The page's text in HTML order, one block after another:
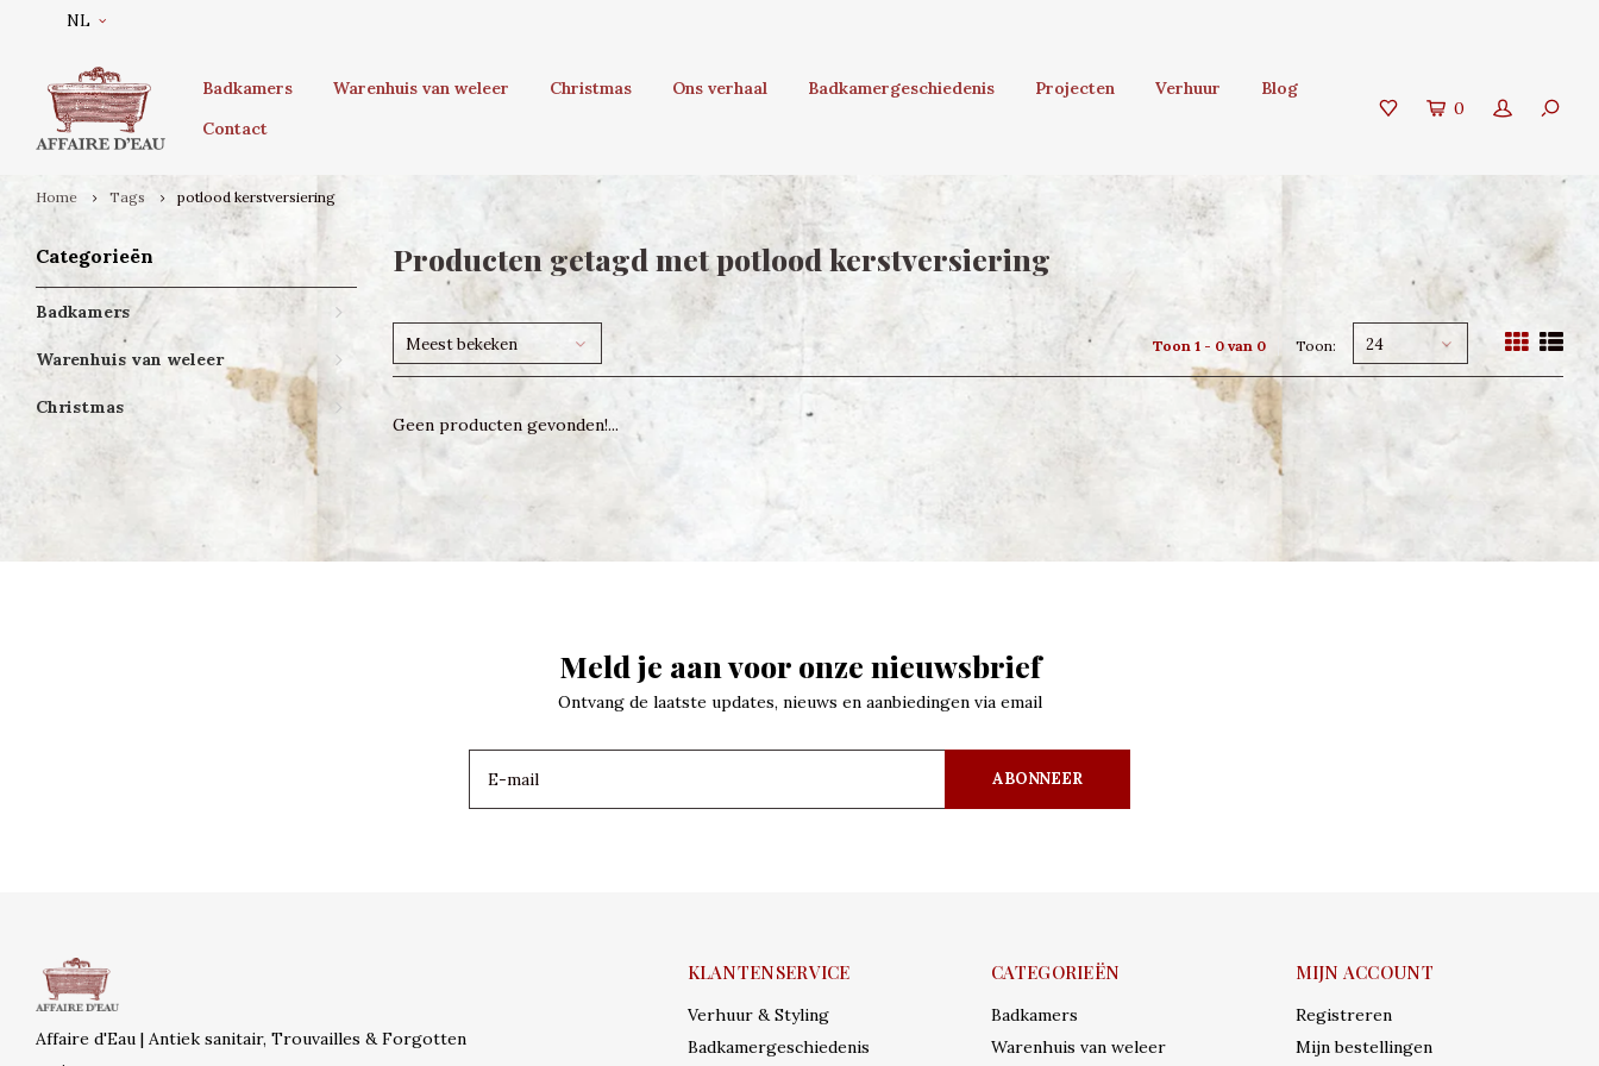
NL
Badkamers Warenhuis van weleer Christmas Ons verhaal Badkamergeschiedenis Projecten Verhuur
Blog
Contact
0
Home Tags potlood kerstversiering
Categorieën
Badkamers
Warenhuis van weleer
Christmas
Producten getagd met potlood kerstversiering
Meest bekeken Toon 1 - 0 van 0 Toon: 24
Geen producten gevonden!...
Meld je aan voor onze nieuwsbrief
Ontvang de laatste updates, nieuws en aanbiedingen via email
ABONNEER
Affaire d'Eau | Antiek sanitair, Trouvailles & Forgotten
KLANTENSERVICE
Verhuur & Styling
Badkamergeschiedenis
CATEGORIEËN
Badkamers
Warenhuis van weleer
MIJN ACCOUNT
Registreren
Mijn bestellingen